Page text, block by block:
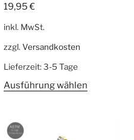
19,95€
inkl. MwSt.
zzgl. Versandkosten
Lieferzeit: 3-5 Tage
Ausführung wählen